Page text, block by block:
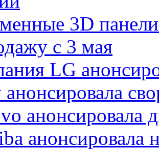
3D
с 3 мая
LG
анонсировала
анонсировала
анонсировала